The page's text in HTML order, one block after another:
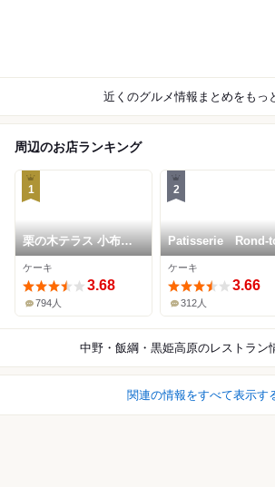
近くのグルメ情報まとめをもっ
周辺のお店ランキング
1
栗の木テラス 小布施
店
ケーキ
3.68
794人
2
Patisserie Rond-
ケーキ
3.66
312人
中野・飯綱・黒姫高原のレストラン
関連の情報をすべて表示す